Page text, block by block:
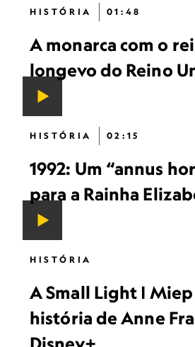
HISTÓRIA 01:48
A monarca com o
longevo do Reino
HISTÓRIA 02:15
1992: Um “annus
para a Rainha
HISTÓRIA
A Small Light | Miep
história de Anne